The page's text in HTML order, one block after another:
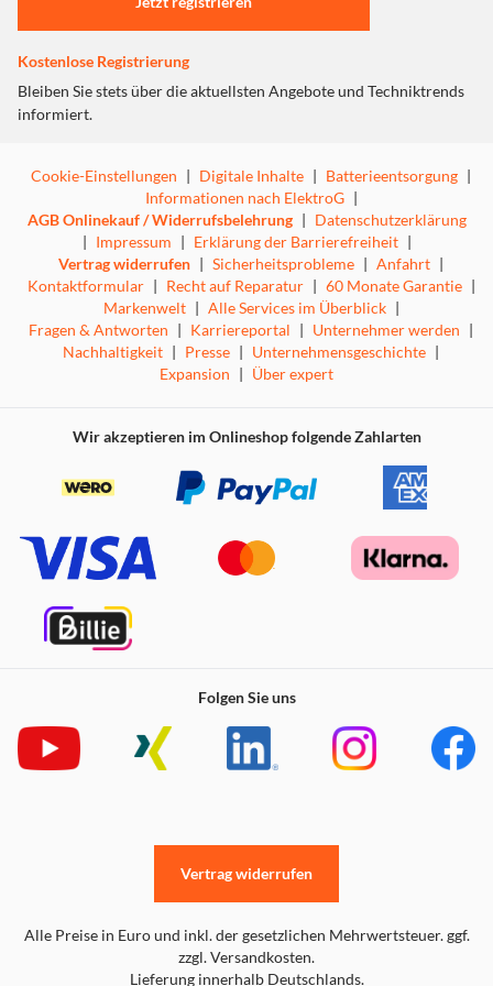
Kostenlose Registrierung
Bleiben Sie stets über die aktuellsten Angebote und Techniktrends
informiert.
Cookie-Einstellungen | Digitale Inhalte | Batterieentsorgung |
Informationen nach ElektroG |
AGB Onlinekauf / Widerrufsbelehrung | Datenschutzerklärung
| Impressum | Erklärung der Barrierefreiheit |
Vertrag widerrufen | Sicherheitsprobleme | Anfahrt |
Kontaktformular | Recht auf Reparatur | 60 Monate Garantie |
Markenwelt | Alle Services im Überblick |
Fragen & Antworten | Karriereportal | Unternehmer werden |
Nachhaltigkeit | Presse | Unternehmensgeschichte |
Expansion | Über expert
Wir akzeptieren im Onlineshop folgende Zahlarten
Folgen Sie uns
Alle Preise in Euro und inkl. der gesetzlichen Mehrwertsteuer. ggf.
zzgl. Versandkosten.
Lieferung innerhalb Deutschlands.
Vertrag widerrufen